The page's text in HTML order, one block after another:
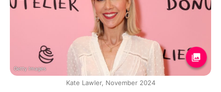
Getty Images
Kate Lawler, November 2024